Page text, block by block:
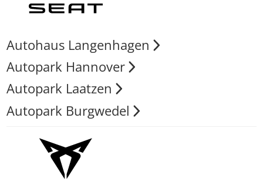
Autohaus Langenhagen
Autopark Hannover
Autopark Laatzen
Autopark Burgwedel